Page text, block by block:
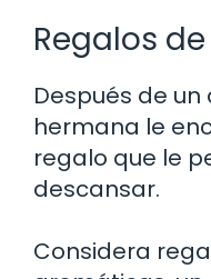
Regalos
Después de
hermana le
regalo que le
descansar.
Considera